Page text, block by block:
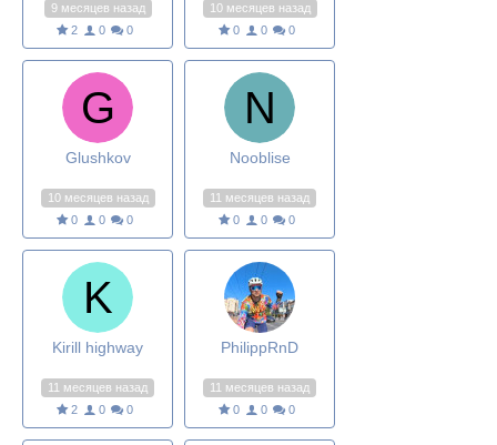
9 месяцев назад
2
0 0
10 месяцев назад
0
0 0
Glushkov
10 месяцев назад
0
0 0
Nooblise
11 месяцев назад
0
0 0
Kirill highway
11 месяцев назад
2
0 0
PhilippRnD
11 месяцев назад
0
0 0